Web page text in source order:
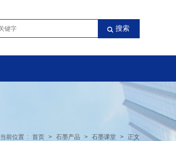
当前位置 : 首页 > 石墨产品 > 石墨课堂 > 正文